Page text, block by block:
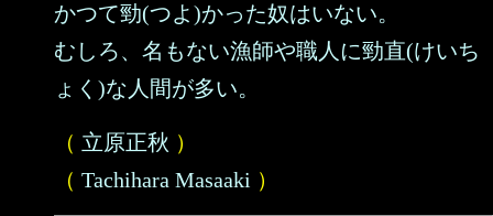
かつて勁(つよ)かった奴はいない。
むしろ、名もない漁師や職人に勁直(けいち
ょく)な人間が多い。
（ 立原正秋 ）
（ Tachihara Masaaki ）